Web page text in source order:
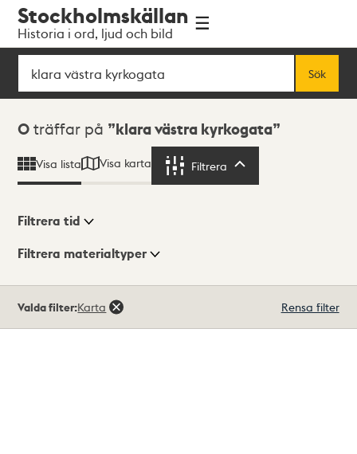
navigationen
huvudinnehållet
Stockholmskällan
Historia i ord, ljud och bild
Sök
Sök
Sökresultat
0 träffar på klara västra kyrkogata
Visa lista Visa karta Filtrera
Visningsläge
Filtrera tid
Filtrera materialtyper
träffar
Valda filter:Karta Rensa filter